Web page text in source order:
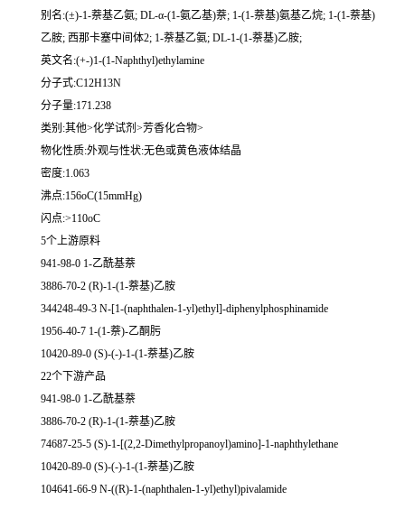
别名:(±)-1-萘基乙氨; DL-α-(1-氨乙基)萘; 1-(1-萘基)氨基乙烷; 1-(1-萘基)
乙胺; 西那卡塞中间体2; 1-萘基乙氨; DL-1-(1-萘基)乙胺;
英文名:(+-)1-(1-Naphthyl)ethylamine
分子式:C12H13N
分子量:171.238
类别:其他>化学试剂>芳香化合物>
物化性质:外观与性状:无色或黄色液体结晶
密度:1.063
沸点:156oC(15mmHg)
闪点:>110oC
5个上游原料
941-98-0 1-乙酰基萘
3886-70-2 (R)-1-(1-萘基)乙胺
344248-49-3 N-[1-(naphthalen-1-yl)ethyl]-diphenylphosphinamide
1956-40-7 1-(1-萘)-乙酮肟
10420-89-0 (S)-(-)-1-(1-萘基)乙胺
22个下游产品
941-98-0 1-乙酰基萘
3886-70-2 (R)-1-(1-萘基)乙胺
74687-25-5 (S)-1-[(2,2-Dimethylpropanoyl)amino]-1-naphthylethane
10420-89-0 (S)-(-)-1-(1-萘基)乙胺
104641-66-9 N-((R)-1-(naphthalen-1-yl)ethyl)pivalamide